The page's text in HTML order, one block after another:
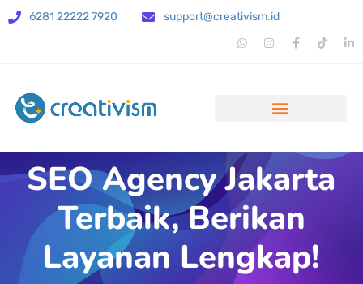
6281 22222 7920 support@creativism.id
SEO Agency Jakarta
Terbaik, Berikan
Layanan Lengkap!